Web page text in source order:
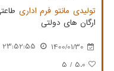
تولیدی مانتو فرم اداری
ارگان های دولتی
1400/01/30
23:52:55
5.0
/ 5